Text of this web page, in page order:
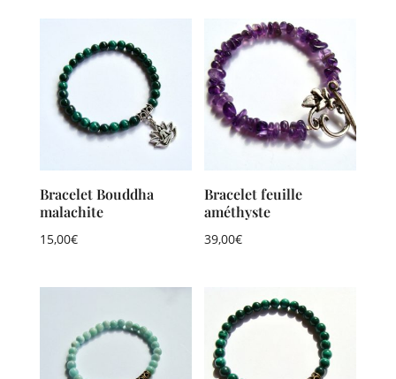
Bracelet Bouddha
malachite
15,00€
Bracelet feuille
améthyste
39,00€